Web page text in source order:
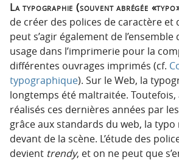
La typographie (souvent abrégée
de créer des polices de caractère et
peut s’agir également de l’ensemble
usage dans l’imprimerie pour la
différentes ouvrages imprimés (cf.
typographique). Sur le Web, la
longtemps été maltraitée. Toutefois,
réalisés ces dernières années par
grâce aux standards du web, la
devant de la scène. L’étude des
devient trendy, et on ne peut que